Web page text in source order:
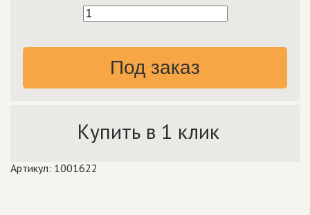
Под заказ
Купить в 1 клик
Артикул: 1001622